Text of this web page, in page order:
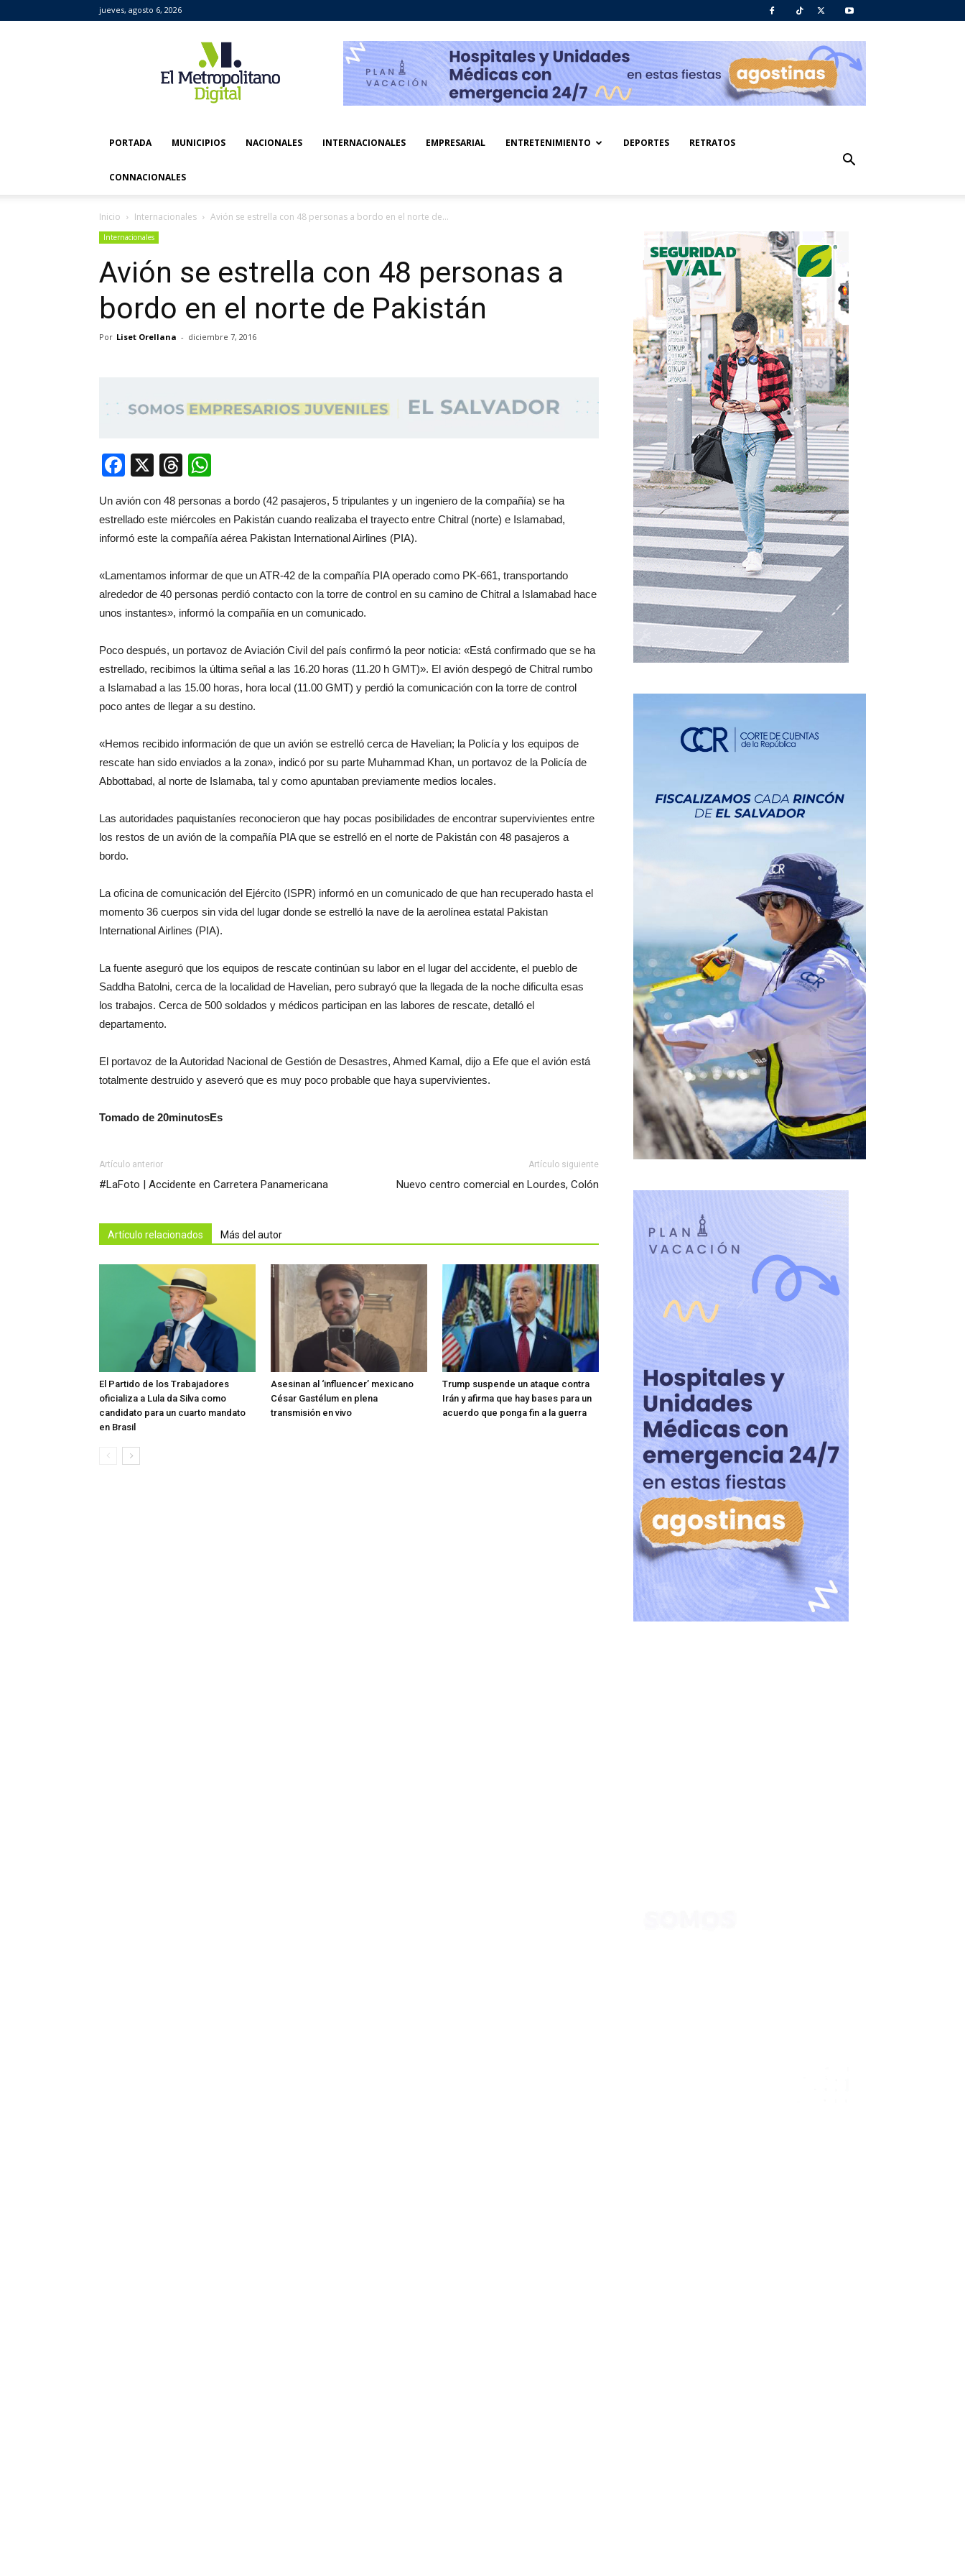
jueves, agosto 6, 2026
Metropolitano
Digital
PORTADA MUNICIPIOS NACIONALES INTERNACIONALES EMPRESARIAL ENTRETENIMIENTO DEPORTES RETRATOS
CONNACIONALES
Inicio Internacionales Avión se estrella con 48 personas a bordo en el norte de...
Internacionales
Avión se estrella con 48 personas a
bordo en el norte de Pakistán
Por Liset Orellana - diciembre 7, 2016
Facebook
X Threads
Un avión con 48 personas a bordo (42 pasajeros, 5 tripulantes y un ingeniero de la compañía) se ha
estrellado este miércoles en Pakistán cuando realizaba el trayecto entre Chitral (norte) e Islamabad,
informó este la compañía aérea Pakistan International Airlines (PIA).
«Lamentamos informar de que un ATR-42 de la compañía PIA operado como PK-661, transportando
alrededor de 40 personas perdió contacto con la torre de control en su camino de Chitral a Islamabad hace
unos instantes», informó la compañía en un comunicado.
Poco después, un portavoz de Aviación Civil del país confirmó la peor noticia: «Está confirmado que se ha
estrellado, recibimos la última señal a las 16.20 horas (11.20 h GMT)». El avión despegó de Chitral rumbo
a Islamabad a las 15.00 horas, hora local (11.00 GMT) y perdió la comunicación con la torre de control
poco antes de llegar a su destino.
«Hemos recibido información de que un avión se estrelló cerca de Havelian; la Policía y los equipos de
rescate han sido enviados a la zona», indicó por su parte Muhammad Khan, un portavoz de la Policía de
Abbottabad, al norte de Islamaba, tal y como apuntaban previamente medios locales.
Las autoridades paquistaníes reconocieron que hay pocas posibilidades de encontrar supervivientes entre
los restos de un avión de la compañía PIA que se estrelló en el norte de Pakistán con 48 pasajeros a
bordo.
La oficina de comunicación del Ejército (ISPR) informó en un comunicado de que han recuperado hasta el
momento 36 cuerpos sin vida del lugar donde se estrelló la nave de la aerolínea estatal Pakistan
International Airlines (PIA).
La fuente aseguró que los equipos de rescate continúan su labor en el lugar del accidente, el pueblo de
Saddha Batolni, cerca de la localidad de Havelian, pero subrayó que la llegada de la noche dificulta esas
los trabajos. Cerca de 500 soldados y médicos participan en las labores de rescate, detalló el
departamento.
El portavoz de la Autoridad Nacional de Gestión de Desastres, Ahmed Kamal, dijo a Efe que el avión está
totalmente destruido y aseveró que es muy poco probable que haya supervivientes.
Tomado de 20minutosEs
Artículo anterior
#LaFoto | Accidente en Carretera Panamericana
Artículo siguiente
Nuevo centro comercial en Lourdes, Colón
Artículo relacionados Más del autor
El Partido de los Trabajadores
oficializa a Lula da Silva como
candidato para un cuarto mandato
en Brasil
Asesinan al ‘influencer’ mexicano
César Gastélum en plena
transmisión en vivo
Trump suspende un ataque contra
Irán y afirma que hay bases para un
acuerdo que ponga fin a la guerra